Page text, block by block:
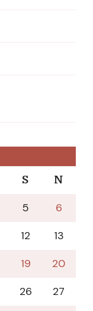
S N
5
6
12
13
19
20
26
27